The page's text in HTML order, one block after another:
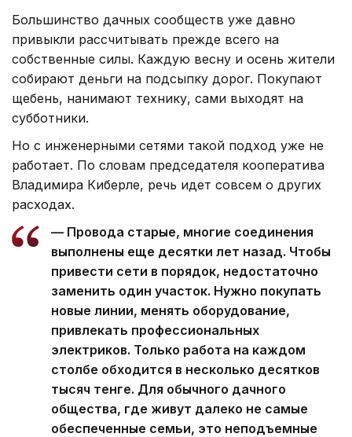
Большинство дачных сообществ уже давно
привыкли рассчитывать прежде всего на
собственные силы. Каждую весну и осень жители
собирают деньги на подсыпку дорог. Покупают
щебень, нанимают технику, сами выходят на
субботники.
Но с инженерными сетями такой подход уже не
работает. По словам председателя кооператива
Владимира Киберле, речь идет совсем о других
расходах.
— Провода старые, многие соединения
выполнены еще десятки лет назад. Чтобы
привести сети в порядок, недостаточно
заменить один участок. Нужно покупать
новые линии, менять оборудование,
привлекать профессиональных
электриков. Только работа на каждом
столбе обходится в несколько десятков
тысяч тенге. Для обычного дачного
общества, где живут далеко не самые
обеспеченные семьи, это неподъемные